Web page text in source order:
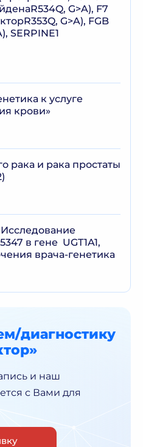
G>A), F7
G>A), FGB
SERPINE1
к услуге
крови»
рака и рака простаты
в гене UGT1A1,
врача-генетика
диагностику
и наш
с Вами для